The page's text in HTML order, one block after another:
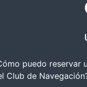
puedo reservar
Club de